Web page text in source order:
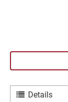
Details